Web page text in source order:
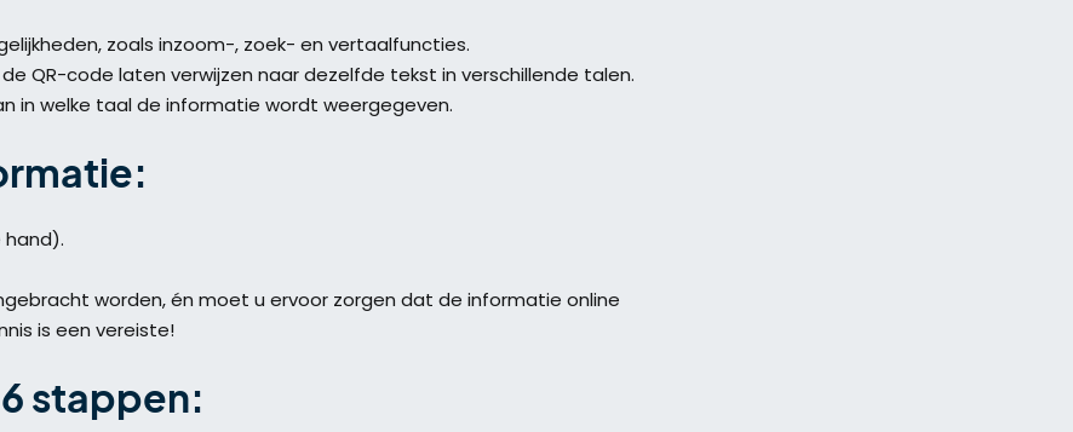
zoals inzoom-, zoek- en vertaalfuncties.
QR-code laten verwijzen naar dezelfde tekst in verschillende talen.
in welke taal de informatie wordt weergegeven.
worden, én moet u ervoor zorgen dat de informatie online
is een vereiste!
stappen: